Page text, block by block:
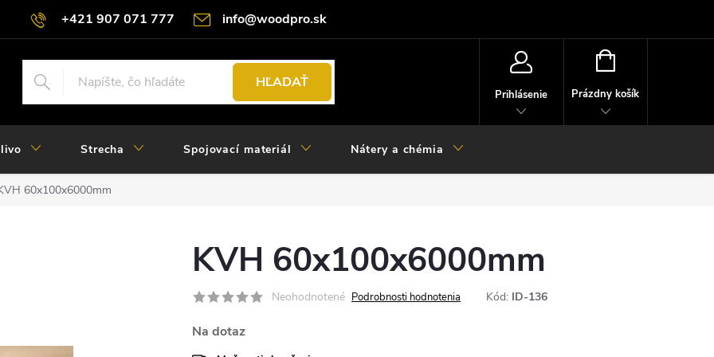
+421 907 071 777 info@woodpro.sk
HĽADAŤ
Prihlásenie
NÁKUPNÝ
Prázdny košík
Strecha Spojovací materiál Nátery a chémia
60x100x6000mm
KVH 60x100x6000mm
Neohodnotené Podrobnosti hodnotenia Kód: ID-136
Na dotaz